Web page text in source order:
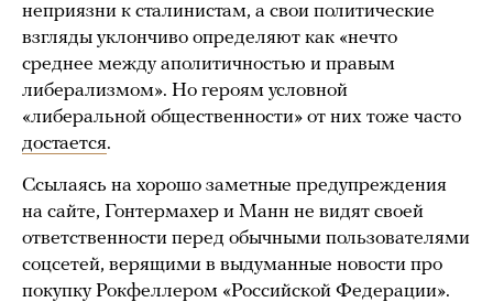
неприязни к сталинистам, а свои политические
взгляды уклончиво определяют как «нечто
среднее между аполитичностью и правым
либерализмом». Но героям условной
«либеральной общественности» от них тоже часто
достается.
Ссылаясь на хорошо заметные предупреждения
на сайте, Гонтермахер и Манн не видят своей
ответственности перед обычными пользователями
соцсетей, верящими в выдуманные новости про
покупку Рокфеллером «Российской Федерации».